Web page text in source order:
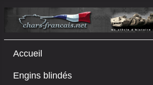
Accueil
Engins blindés